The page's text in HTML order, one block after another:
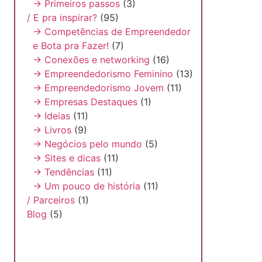
→ Primeiros passos (3)
/ E pra inspirar? (95)
→ Competências de Empreendedor
e Bota pra Fazer! (7)
→ Conexões e networking (16)
→ Empreendedorismo Feminino (13)
→ Empreendedorismo Jovem (11)
→ Empresas Destaques (1)
→ Ideias (11)
→ Livros (9)
→ Negócios pelo mundo (5)
→ Sites e dicas (11)
→ Tendências (11)
→ Um pouco de história (11)
/ Parceiros (1)
Blog (5)